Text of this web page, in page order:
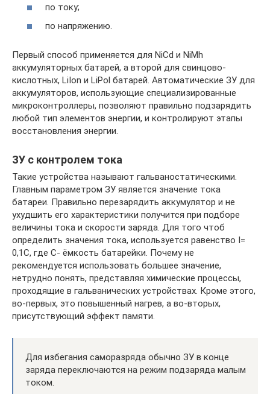
по току;
по напряжению.
Первый способ применяется для NiCd и NiMh
аккумуляторных батарей, а второй для свинцово-
кислотных, LiIon и LiPol батарей. Автоматические ЗУ для
аккумуляторов, использующие специализированные
микроконтроллеры, позволяют правильно подзарядить
любой тип элементов энергии, и контролируют этапы
восстановления энергии.
ЗУ с контролем тока
Такие устройства называют гальваностатическими.
Главным параметром ЗУ является значение тока
батареи. Правильно перезарядить аккумулятор и не
ухудшить его характеристики получится при подборе
величины тока и скорости заряда. Для того чтоб
определить значения тока, используется равенство I=
0,1C, где C- ёмкость батарейки. Почему не
рекомендуется использовать большее значение,
нетрудно понять, представляя химические процессы,
проходящие в гальванических устройствах. Кроме этого,
во-первых, это повышенный нагрев, а во-вторых,
присутствующий эффект памяти.
Для избегания саморазряда обычно ЗУ в конце
заряда переключаются на режим подзаряда малым
током.